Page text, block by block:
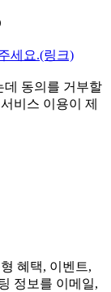
세요.(링크)
데 동의를 거부할
비스 이용이 제
혜택, 이벤트,
정보를 이메일,